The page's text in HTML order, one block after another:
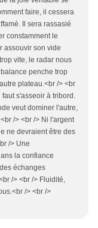
faire, il cessera
Il sera rassasié
constamment le
assouvir son vide
vite, le radar nous
penche trop
plateau.<br /> <br
s'asseoir à tribord.
veut dominer l'autre,
/> <br /> Ni l'argent
ne devraient être des
/> Une
la confiance
échanges
/> <br /> Fluidité,
/> <br />